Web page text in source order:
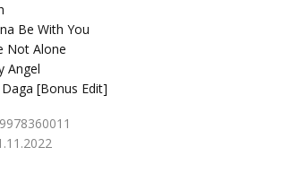
Be With You
Not Alone
Angel
[Bonus Edit]